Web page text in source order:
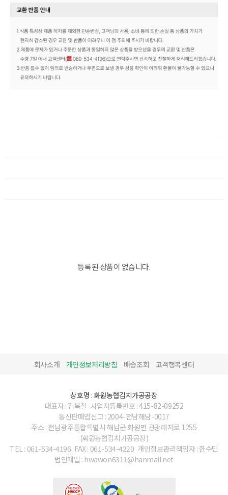
등록된 상품이 없습니다.
회사소개 개인정보처리방침 배송조회 고객행복센터
상호명 : 화원농협김치가공공장
대표자 : 김복철 사업자등록번호 : 415-82-09252
통신판매업신고 : 2004-전남해남-0017
주소 : 전남광주통합특별시 해남군 화원면 관광레저로 1255
(화원농협김치가공공장)
TEL : 061-534-4196 FAX : 061-534-4220 개인정보관리책임자 : 한수민
법인메일 : hwawon6311@hanmail.net